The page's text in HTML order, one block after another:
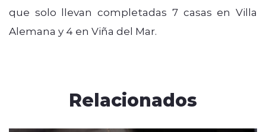
que solo llevan completadas 7 casas en Villa
Alemana y 4 en Viña del Mar.
Relacionados